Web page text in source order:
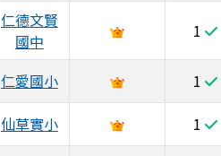
仁德文賢
國中
1
仁愛國小 1
仙草實小
1